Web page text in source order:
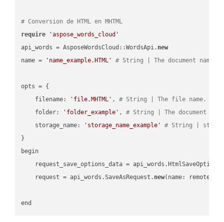
# Conversion de HTML en MHTML
require
'aspose_words_cloud'
api_words = AsposeWordsCloud::WordsApi. new
name =
'name_example.HTML' # String | The document name.
opts = {
    filename:
'file.MHTML' , # String | The file name.
    folder:
'folder_example' , # String | The document
    storage_name:
'storage_name_example'
# String |
}
begin
request_save_options_data =
    request = api_words.SaveAsRequest.
new(name: